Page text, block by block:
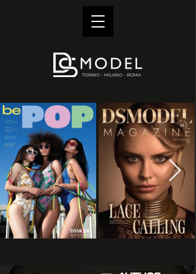
TORINO - MILANO - ROMA